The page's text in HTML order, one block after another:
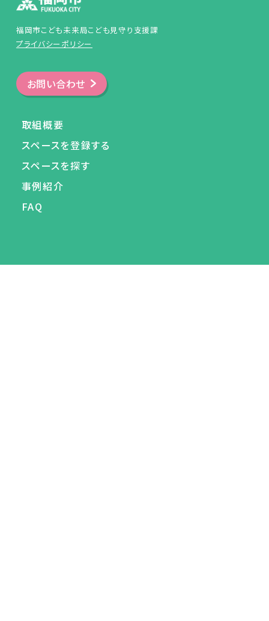
福岡市こども未来局こども見守り支援課
プライバシーポリシー
お問い合わせ
取組概要
スペースを登録する
スペースを探す
事例紹介
FAQ